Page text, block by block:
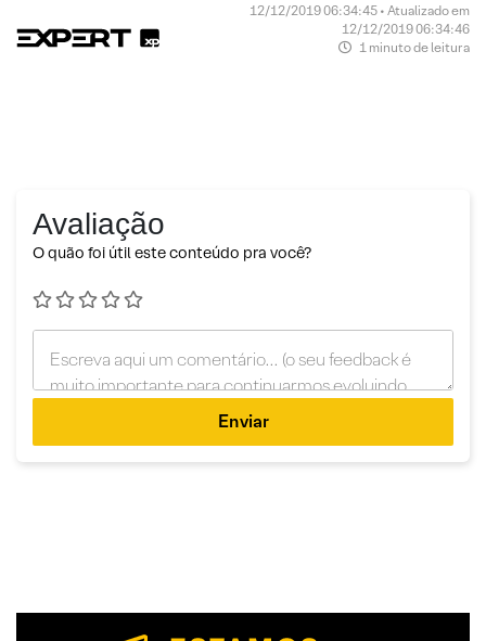
12/12/2019 06:34:45 • Atualizado em
12/12/2019 06:34:46
1 minuto de leitura
Avaliação
O quão foi útil este conteúdo pra você?
Enviar